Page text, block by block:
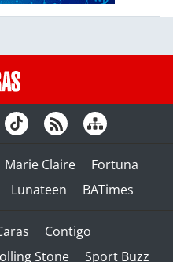
Marie Claire
Fortuna
Lunateen BATimes
Contigo
Stone Sport Buzz